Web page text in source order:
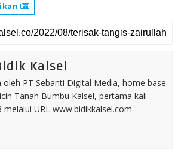
Kalsel
oleh PT Sebanti Digital Media, home base
Tanah Bumbu Kalsel, pertama kali
melalui URL www.bidikkalsel.com